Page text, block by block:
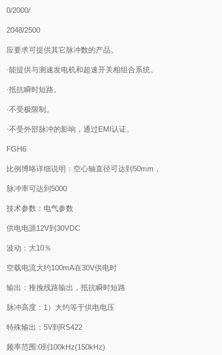
0/2000/
2048/2500
应要求可提供其它脉冲数的产品。
·能提供与测速发电机和超速开关相组合系统。
·抵抗瞬时短路。
·不受极限制。
·不受外部脉冲的影响，通过EMI认证。
FGH6
比例博咯详细说明：空心轴直径可达到50mm，
脉冲率可达到5000
技术参数：电气参数
供电电源12V到30VDC
波动：大10％
空载电流大约100mA在30V供电时
输出：推挽线路输出，抵抗瞬时短路
脉冲高度：1）大约等于供电电压
特殊输出：5V到RS422
频率范围:0到100kHz(150kHz)